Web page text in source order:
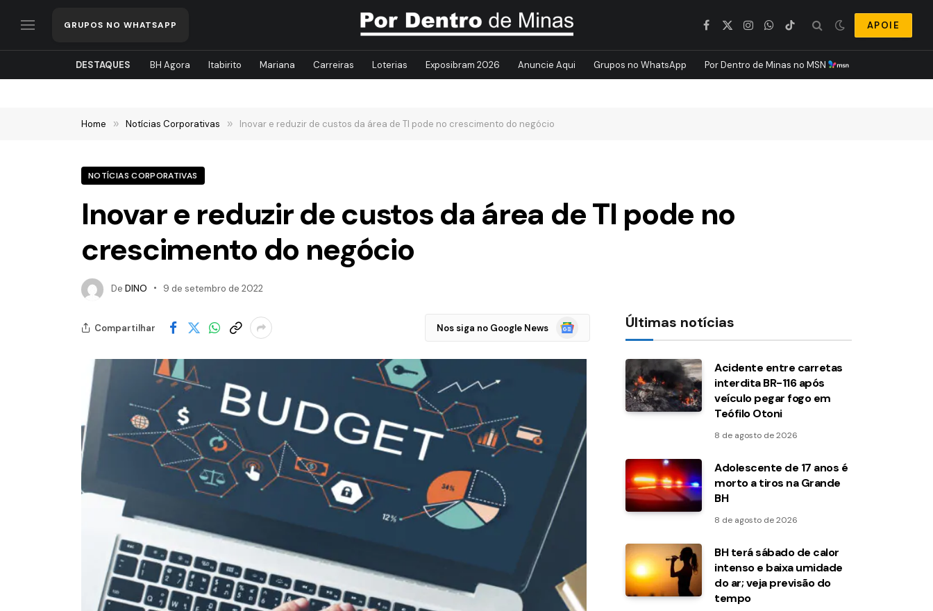
GRUPOS NO WHATSAPP Facebook
X
Instagram
WhatsApp
TikTok APOIE
DESTAQUES BH Agora Itabirito Mariana Carreiras Loterias Exposibram 2026 Anuncie Aqui Grupos no WhatsApp Por Dentro de Minas no MSN
Home » Notícias Corporativas » Inovar e reduzir de custos da área de TI pode no crescimento do negócio
NOTÍCIAS CORPORATIVAS
Inovar e reduzir de custos da área de TI pode no
crescimento do negócio
De DINO 9 de setembro de 2022
Compartilhar Nos siga no Google News
Google
Notícias
Últimas notícias
Acidente entre carretas
interdita BR-116 após
veículo pegar fogo em
Teófilo Otoni
8 de agosto de 2026
Adolescente de 17 anos é
morto a tiros na Grande
BH
8 de agosto de 2026
BH terá sábado de calor
intenso e baixa umidade
do ar; veja previsão do
tempo